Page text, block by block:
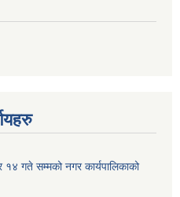
गते सम्मको नगर कार्यपालिकाको